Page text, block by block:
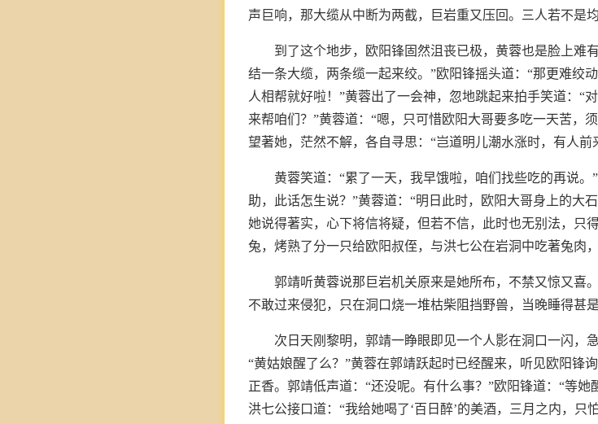
声巨响，那大缆从中断为两截，巨岩重又压回。三人若不是
到了这个地步，欧阳锋固然沮丧已极，黄蓉也是脸上难
结一条大缆，两条缆一起来绞。”欧阳锋摇头道：“那更难绞
人相帮就好啦！”黄蓉出了一会神，忽地跳起来拍手笑道：“
来帮咱们？”黄蓉道：“嗯，只可惜欧阳大哥要多吃一天苦，
望著她，茫然不解，各自寻思：“岂道明儿潮水涨时，有人前
黄蓉笑道：“累了一天，我早饿啦，咱们找些吃的再说
助，此话怎生说？”黄蓉道：“明日此时，欧阳大哥身上的大
她说得著实，心下将信将疑，但若不信，此时也无别法，只
兔，烤熟了分一只给欧阳叔侄，与洪七公在岩洞中吃著兔肉
郭靖听黄蓉说那巨岩机关原来是她所布，不禁又惊又喜
不敢过来侵犯，只在洞口烧一堆枯柴阻挡野兽，当晚睡得甚是
次日天刚黎明，郭靖一睁眼即见一个人影在洞口一闪，
“黄姑娘醒了么？”黄蓉在郭靖跃起时已经醒来，听见欧阳锋
正香。郭靖低声道：“还没呢。有什么事？”欧阳锋道：“等
洪七公接口道：“我给她喝了‘百日醉’的美酒，三月之内，只